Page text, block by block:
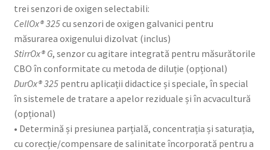
trei senzori de oxigen selectabili:
CellOx® 325cu senzori de oxigen galvanici pentru
măsurarea oxigenului dizolvat (inclus)
StirrOx® G, senzor cu agitare integrată pentru măsurătorile
CBO în conformitate cu metoda de diluție (opțional)
DurOx® 325pentru aplicații didactice și speciale, în special
în sistemele de tratare a apelor reziduale și în acvacultură
(opțional)
• Determină și presiunea parțială, concentrația și saturația,
cu corecție/compensare de salinitate încorporată pentru a